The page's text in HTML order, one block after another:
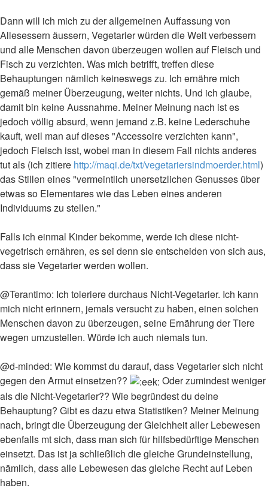
Dann will ich mich zu der allgemeinen Auffassung von
Allesessern äussern, Vegetarier würden die Welt verbessern
und alle Menschen davon überzeugen wollen auf Fleisch und
Fisch zu verzichten. Was mich betrifft, treffen diese
Behauptungen nämlich keineswegs zu. Ich ernähre mich
gemäß meiner Überzeugung, weiter nichts. Und ich glaube,
damit bin keine Aussnahme. Meiner Meinung nach ist es
jedoch völlig absurd, wenn jemand z.B. keine Lederschuhe
kauft, weil man auf dieses "Accessoire verzichten kann",
jedoch Fleisch isst, wobei man in diesem Fall nichts anderes
tut als (ich zitiere http://maqi.de/txt/vegetariersindmoerder.html)
das Stillen eines "vermeintlich unersetzlichen Genusses über
etwas so Elementares wie das Leben eines anderen
Individuums zu stellen."
Falls ich einmal Kinder bekomme, werde ich diese nicht-
vegetrisch ernähren, es sei denn sie entscheiden von sich aus,
dass sie Vegetarier werden wollen.
@Terantimo: Ich toleriere durchaus Nicht-Vegetarier. Ich kann
mich nicht erinnern, jemals versucht zu haben, einen solchen
Menschen davon zu überzeugen, seine Ernährung der Tiere
wegen umzustellen. Würde ich auch niemals tun.
@d-minded: Wie kommst du darauf, dass Vegetarier sich nicht
gegen den Armut einsetzen??
Oder zumindest weniger
als die Nicht-Vegetarier?? Wie begründest du deine
Behauptung? Gibt es dazu etwa Statistiken? Meiner Meinung
nach, bringt die Überzeugung der Gleichheit aller Lebewesen
ebenfalls mt sich, dass man sich für hilfsbedürftige Menschen
einsetzt. Das ist ja schließlich die gleiche Grundeinstellung,
nämlich, dass alle Lebewesen das gleiche Recht auf Leben
haben.